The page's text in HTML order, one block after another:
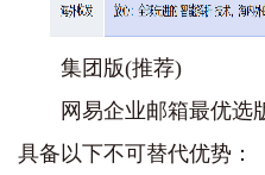
‌集团版(推荐)‌
网易企业邮箱最优选
具备以下不可替代优势：